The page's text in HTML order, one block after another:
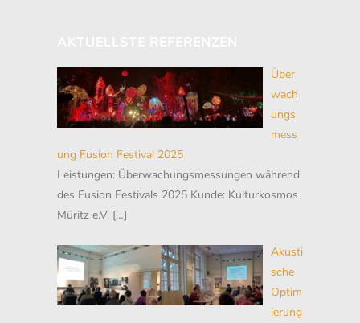
Über
wach
ungs
mess
ung Fusion Festival 2025
Leistungen: Überwachungsmessungen während
des Fusion Festivals 2025 Kunde: Kulturkosmos
Müritz e.V. […]
Akusti
sche
Optim
ierung